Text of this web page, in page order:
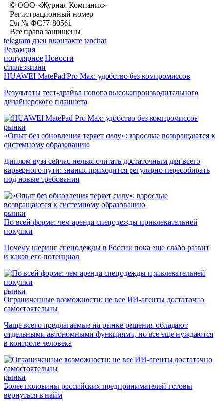
© ООО «Журнал Компания»
Регистрационный номер
Эл № ФС77-80561
Все права защищены
telegram дзен вконтакте tenchat
Редакция
популярное Новости
стиль жизни
HUAWEI MatePad Pro Max: удобство без компромиссов
Результаты тест-драйва нового высокопроизводительного
дизайнерского планшета
рынки
«Опыт без обновления теряет силу»: взрослые возвращаются к
системному образованию
Диплом вуза сейчас нельзя считать достаточным для всего
карьерного пути: знания приходится регулярно пересобирать
под новые требования
рынки
По всей форме: чем аренда спецодежды привлекательней
покупки
Почему шеринг спецодежды в России пока еще слабо развит
и каков его потенциал
рынки
Ограниченные возможности: не все ИИ-агенты достаточно
самостоятельны
Чаще всего предлагаемые на рынке решения обладают
отдельными автономными функциями, но все еще нуждаются
в контроле человека
рынки
Более половины российских предпринимателей готовы
вернуться в найм